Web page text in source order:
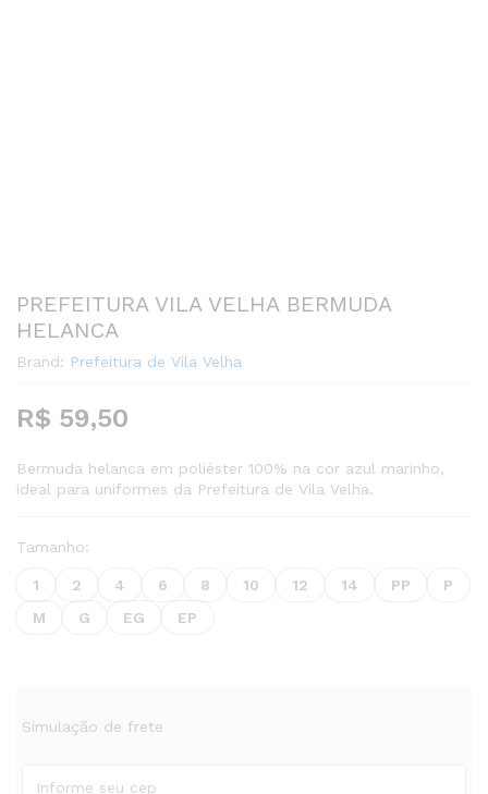
PREFEITURA VILA VELHA BERMUDA
HELANCA
Brand: Prefeitura de Vila Velha
R$ 59,50
Bermuda helanca em poliéster 100% na cor azul marinho,
ideal para uniformes da Prefeitura de Vila Velha.
Tamanho:
1 2 4 6 8 10 12 14 PP
P
M
G EG EP
Simulação de frete